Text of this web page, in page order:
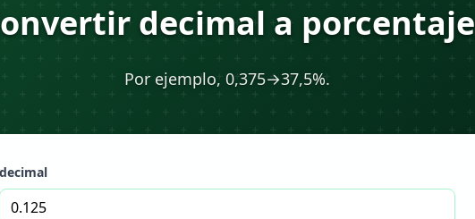
decimal a porcentaje
Por ejemplo, 0,375→37,5%.
decimal